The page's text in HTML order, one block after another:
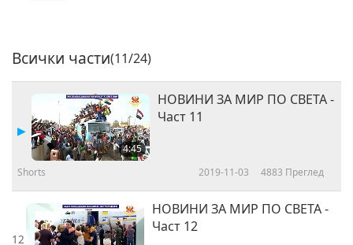
Всички части(11/24)
4:45
НОВИНИ ЗА МИР ПО СВЕТА -
Част 11
Shorts 2019-11-03 4883 Преглед
12
НОВИНИ ЗА МИР ПО СВЕТА -
Част 12